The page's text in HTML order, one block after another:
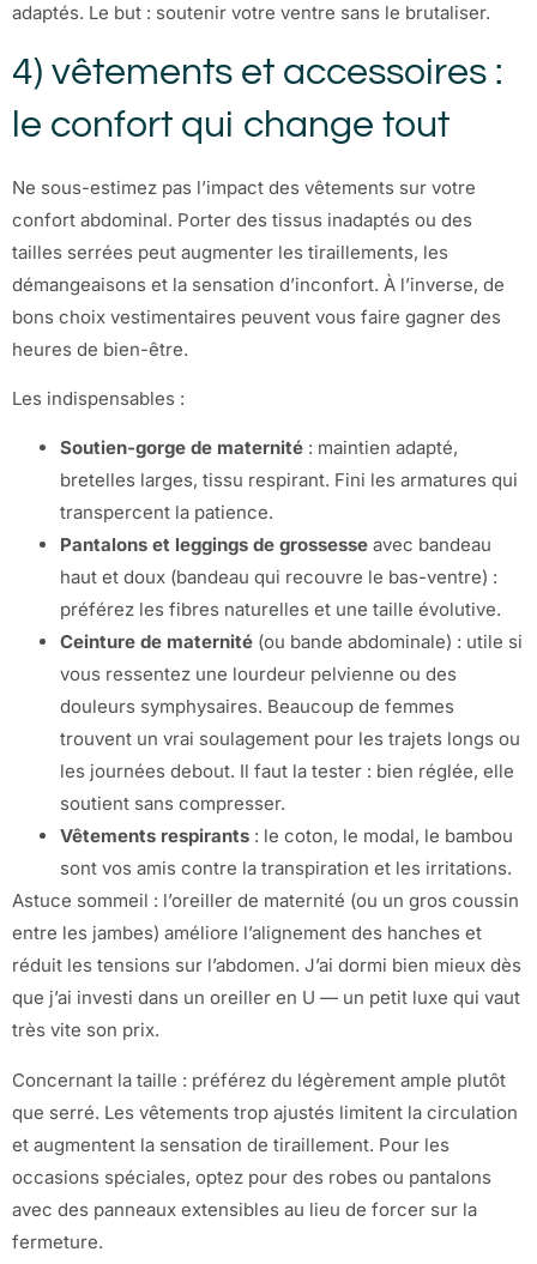
adaptés. Le but : soutenir votre ventre sans le brutaliser.
4) vêtements et accessoires :
le confort qui change tout
Ne sous-estimez pas l’impact des vêtements sur votre
confort abdominal. Porter des tissus inadaptés ou des
tailles serrées peut augmenter les tiraillements, les
démangeaisons et la sensation d’inconfort. À l’inverse, de
bons choix vestimentaires peuvent vous faire gagner des
heures de bien-être.
Les indispensables :
Soutien-gorge de maternité : maintien adapté,
bretelles larges, tissu respirant. Fini les armatures qui
transpercent la patience.
Pantalons et leggings de grossesse avec bandeau
haut et doux (bandeau qui recouvre le bas-ventre) :
préférez les fibres naturelles et une taille évolutive.
Ceinture de maternité (ou bande abdominale) : utile si
vous ressentez une lourdeur pelvienne ou des
douleurs symphysaires. Beaucoup de femmes
trouvent un vrai soulagement pour les trajets longs ou
les journées debout. Il faut la tester : bien réglée, elle
soutient sans compresser.
Vêtements respirants : le coton, le modal, le bambou
sont vos amis contre la transpiration et les irritations.
Astuce sommeil : l’oreiller de maternité (ou un gros coussin
entre les jambes) améliore l’alignement des hanches et
réduit les tensions sur l’abdomen. J’ai dormi bien mieux dès
que j’ai investi dans un oreiller en U — un petit luxe qui vaut
très vite son prix.
Concernant la taille : préférez du légèrement ample plutôt
que serré. Les vêtements trop ajustés limitent la circulation
et augmentent la sensation de tiraillement. Pour les
occasions spéciales, optez pour des robes ou pantalons
avec des panneaux extensibles au lieu de forcer sur la
fermeture.